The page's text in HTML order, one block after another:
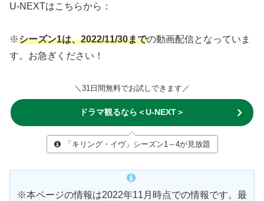
U-NEXTはこちらから：
※シーズン1は、2022/11/30までの動画配信となっていま
す。お急ぎください！
＼31日間無料でお試しできます／
ドラマ観るなら＜U-NEXT＞
「キリング・イヴ」シーズン1～4が見放題
※本ページの情報は2022年11月時点での情報です。最